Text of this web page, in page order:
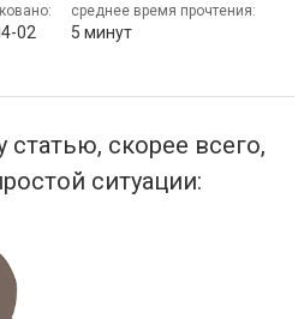
02
среднее время прочтения:
5 минут
статью, скорее всего,
ситуации: